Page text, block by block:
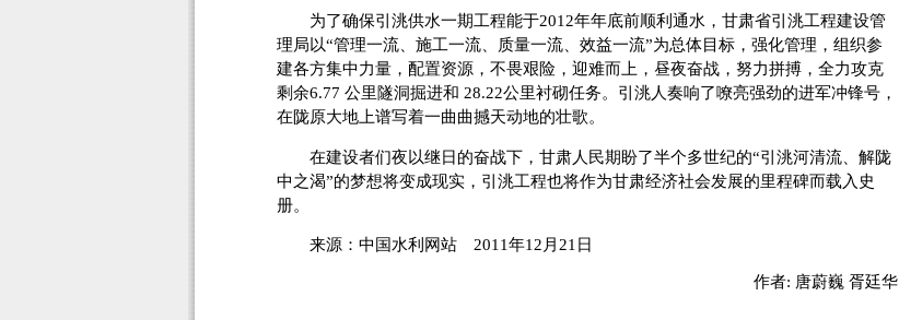
为了确保引洮供水一期工程能于2012年年底前顺利通水，甘肃省引洮工程建设管
理局以“管理一流、施工一流、质量一流、效益一流”为总体目标，强化管理，组织参
建各方集中力量，配置资源，不畏艰险，迎难而上，昼夜奋战，努力拼搏，全力攻克
剩余6.77 公里隧洞掘进和 28.22公里衬砌任务。引洮人奏响了嘹亮强劲的进军冲锋号，
在陇原大地上谱写着一曲曲撼天动地的壮歌。
在建设者们夜以继日的奋战下，甘肃人民期盼了半个多世纪的“引洮河清流、解陇
中之渴”的梦想将变成现实，引洮工程也将作为甘肃经济社会发展的里程碑而载入史
册。
来源：中国水利网站 2011年12月21日
作者: 唐蔚巍 胥廷华